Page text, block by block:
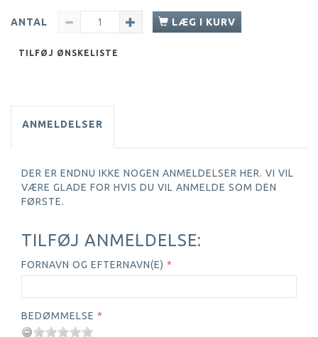
ANTAL LÆG I KURV
TILFØJ ØNSKELISTE
ANMELDELSER
DER ER ENDNU IKKE NOGEN ANMELDELSER HER. VI VIL
VÆRE GLADE FOR HVIS DU VIL ANMELDE SOM DEN
FØRSTE.
TILFØJ ANMELDELSE:
FORNAVN OG EFTERNAVN(E)
BEDØMMELSE